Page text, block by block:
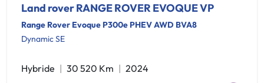
Land rover RANGE ROVER EVOQUE VP
Range Rover Evoque P300e PHEV AWD BVA8
Dynamic SE
Hybride 30 520 Km
2024